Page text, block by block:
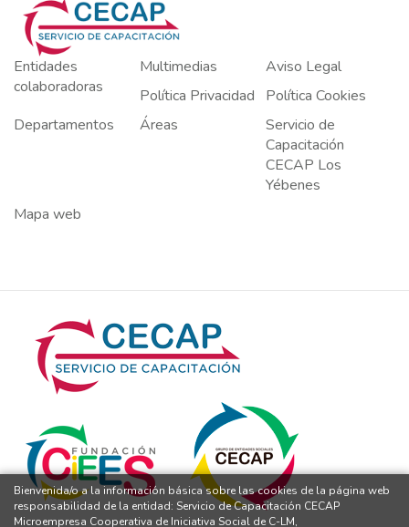
Entidades
colaboradoras
Multimedias
Aviso Legal
Política Privacidad
Política Cookies
Departamentos
Áreas
Servicio de
Capacitación
CECAP Los
Yébenes
Mapa web
Bienvenida/o a la información básica sobre las cookies de la página web
responsabilidad de la entidad: Servicio de Capacitación CECAP
Microempresa Cooperativa de Iniciativa Social de C-LM,